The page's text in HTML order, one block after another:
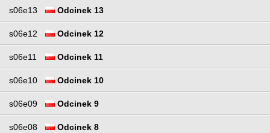
s06e13 Odcinek 13
s06e12 Odcinek 12
s06e11 Odcinek 11
s06e10 Odcinek 10
s06e09 Odcinek 9
s06e08 Odcinek 8